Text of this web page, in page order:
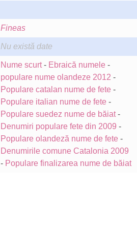
Fineas
Nu există date
Nume scurt- Ebraică numele -
populare nume olandeze 2012 -
Populare catalan nume de fete -
Populare italian nume de fete -
Populare suedez nume de băiat-
Denumiri populare fete din 2009 -
Populare olandeză nume de fete -
Denumirile comune Catalonia 2009
- Populare finalizarea nume de băiat